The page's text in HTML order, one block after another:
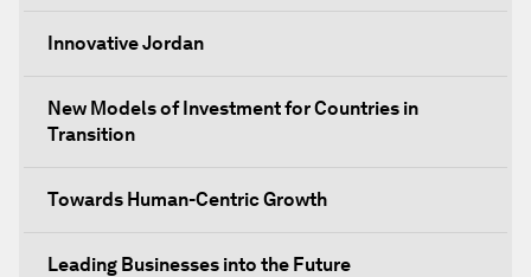
Innovative Jordan
New Models of Investment for Countries in
Transition
Towards Human-Centric Growth
Leading Businesses into the Future